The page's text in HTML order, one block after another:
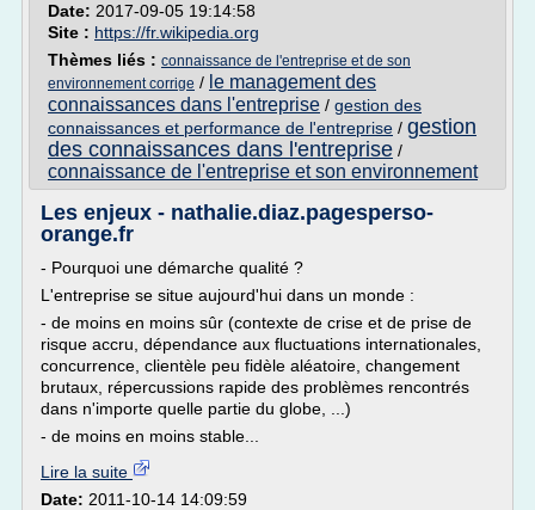
Date: 2017-09-05 19:14:58
Site : https://fr.wikipedia.org
Thèmes liés : connaissance de l'entreprise et de son
environnement corrige / le management des
connaissances dans l'entreprise / gestion des
connaissances et performance de l'entreprise / gestion
des connaissances dans l'entreprise /
connaissance de l'entreprise et son environnement
Les enjeux - nathalie.diaz.pagesperso-
orange.fr
- Pourquoi une démarche qualité ?
L'entreprise se situe aujourd'hui dans un monde :
- de moins en moins sûr (contexte de crise et de prise de
risque accru, dépendance aux fluctuations internationales,
concurrence, clientèle peu fidèle aléatoire, changement
brutaux, répercussions rapide des problèmes rencontrés
dans n'importe quelle partie du globe, ...)
- de moins en moins stable...
Lire la suite
Date: 2011-10-14 14:09:59